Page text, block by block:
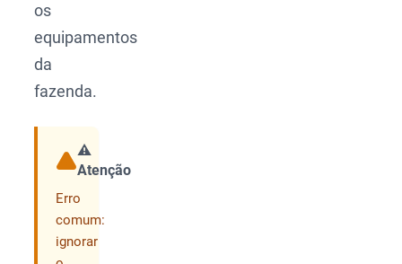
os
equipamentos
da
fazenda.
⚠️
Atenção
Erro
comum:
ignorar